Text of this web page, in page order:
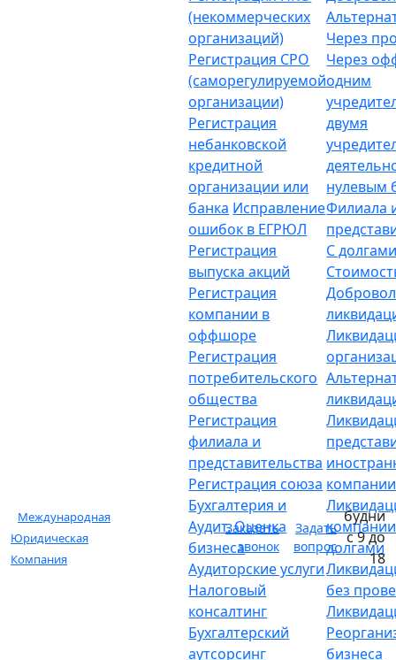
Международная
Юридическая
Компания
(некоммерческих
организаций)
Регистрация СРО
(саморегулируемой
организации)
Регистрация
небанковской
кредитной
организации или
банка Исправление
ошибок в ЕГРЮЛ
Регистрация
выпуска акций
Регистрация
компании в
оффшоре
Регистрация
потребительского
общества
Регистрация
филиала и
представительства
Регистрация союза
Бухгалтерия и
Аудит. Оценка
бизнеса
Аудиторские услуги
Налоговый
консалтинг
Бухгалтерский
аутсорсинг
Через
Через
одним
двумя
нулевым
Филиала
С
компании
долгами
без
бизнеса
Заказать
звонок
Задать
вопрос
будни
с 9 до
18